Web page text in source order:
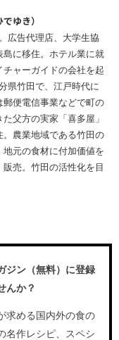
ゆき）
広告代理店、大学生協
に移住。ホテル業に就
ャーガイドの会社を起
県竹田で、江戸時代に
郵便電信事業などで町の
父方の実家「喜多屋」
農業地域である竹田の
元の食材に付加価値を
売。竹田の活性化を目
ジン（無料）に登録
んか？
求める国内外の食の
名作レシピ、スペシ